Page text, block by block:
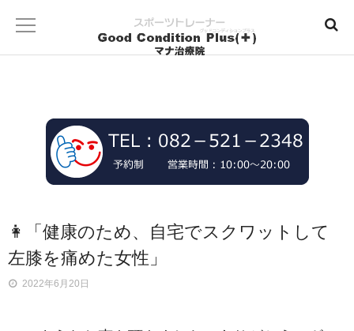
👩「健康のため、自宅でスクワットして
左膝を痛めた女性」
2022年6月20日